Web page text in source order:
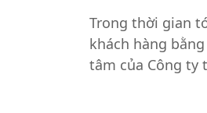
Trong thời gian
khách hàng
tâm của Công ty